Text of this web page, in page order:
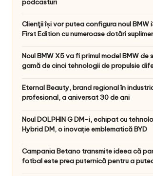
podcasturi
Clienţii își vor putea configura noul BMW
First Edition cu numeroase dotări
Noul BMW X5 va fi primul model BMW de
gamă de cinci tehnologii de propulsie
Eternal Beauty, brand regional în
profesional, a aniversat 30 de ani
Noul DOLPHIN G DM-i, echipat cu
Hybrid DM, o inovație emblematică BYD
Campania Betano transmite ideea că
fotbal este prea puternică pentru a